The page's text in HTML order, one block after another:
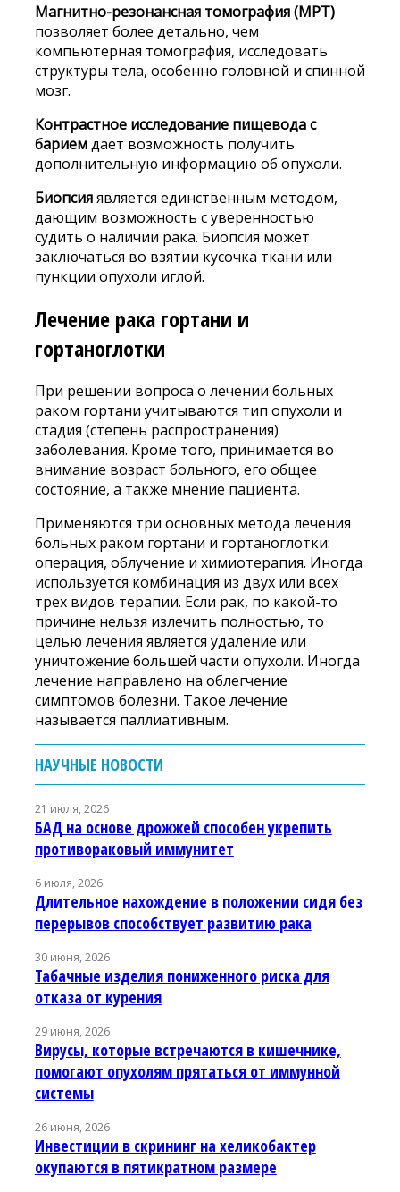
Магнитно-резонансная томография (МРТ)
позволяет более детально, чем
компьютерная томография, исследовать
структуры тела, особенно головной и спинной
мозг.
Контрастное исследование пищевода с
бариемдает возможность получить
дополнительную информацию об опухоли.
Биопсияявляется единственным методом,
дающим возможность с уверенностью
судить о наличии рака. Биопсия может
заключаться во взятии кусочка ткани или
пункции опухоли иглой.
Лечение рака гортани и
гортаноглотки
При решении вопроса о лечении больных
раком гортани учитываются тип опухоли и
стадия (степень распространения)
заболевания. Кроме того, принимается во
внимание возраст больного, его общее
состояние, а также мнение пациента.
Применяются три основных метода лечения
больных раком гортани и гортаноглотки:
операция, облучение и химиотерапия. Иногда
используется комбинация из двух или всех
трех видов терапии. Если рак, по какой-то
причине нельзя излечить полностью, то
целью лечения является удаление или
уничтожение большей части опухоли. Иногда
лечение направлено на облегчение
симптомов болезни. Такое лечение
называется паллиативным.
НАУЧНЫЕ НОВОСТИ
21 июля, 2026
БАД на основе дрожжей способен укрепить
противораковый иммунитет
6 июля, 2026
Длительное нахождение в положении сидя без
перерывов способствует развитию рака
30 июня, 2026
Табачные изделия пониженного риска для
отказа от курения
29 июня, 2026
Вирусы, которые встречаются в кишечнике,
помогают опухолям прятаться от иммунной
системы
26 июня, 2026
Инвестиции в скрининг на хеликобактер
окупаются в пятикратном размере